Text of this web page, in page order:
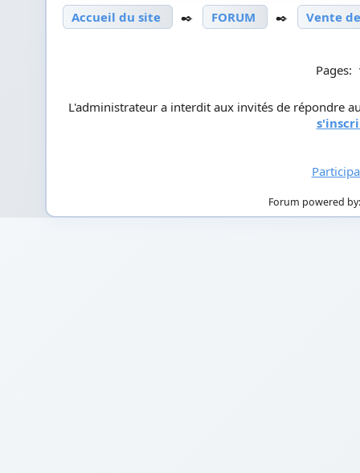
Accueil du site ✒️ FORUM ✒️ Vente
Pages:
L'administrateur a interdit aux invités de répondre
Forum powered